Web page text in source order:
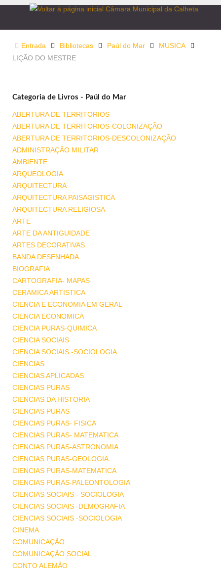
Entrada Bibliotecas Paúl do Mar
MUSICA
LIÇÃO DO MESTRE
Categoria de Livros - Paúl do Mar
ABERTURA DE TERRITORIOS
ABERTURA DE TERRITORIOS-COLONIZAÇÃO
ABERTURA DE TERRITORIOS-DESCOLONIZAÇÃO
ADMINISTRAÇÃO MILITAR
AMBIENTE
ARQUEOLOGIA
ARQUITECTURA
ARQUITECTURA PAISAGISTICA
ARQUITECTURA RELIGIOSA
ARTE
ARTE DA ANTIGUIDADE
ARTES DECORATIVAS
BANDA DESENHADA
BIOGRAFIA
CARTOGRAFIA- MAPAS
CERAMICA ARTISTICA
CIENCIA E ECONOMIA EM GERAL
CIENCIA ECONOMICA
CIENCIA PURAS-QUIMICA
CIENCIA SOCIAIS
CIENCIA SOCIAIS -SOCIOLOGIA
CIENCIAS
CIENCIAS APLICADAS
CIENCIAS PURAS
CIENCIAS DA HISTORIA
CIENCIAS PURAS
CIENCIAS PURAS- FISICA
CIENCIAS PURAS- MATEMATICA
CIENCIAS PURAS-ASTRONOMIA
CIENCIAS PURAS-GEOLOGIA
CIENCIAS PURAS-MATEMATICA
CIENCIAS PURAS-PALEONTOLOGIA
CIENCIAS SOCIAIS - SOCIOLOGIA
CIENCIAS SOCIAIS -DEMOGRAFIA
CIENCIAS SOCIAIS -SOCIOLOGIA
CINEMA
COMUNICAÇÃO
COMUNICAÇÃO SOCIAL
CONTO ALEMÃO